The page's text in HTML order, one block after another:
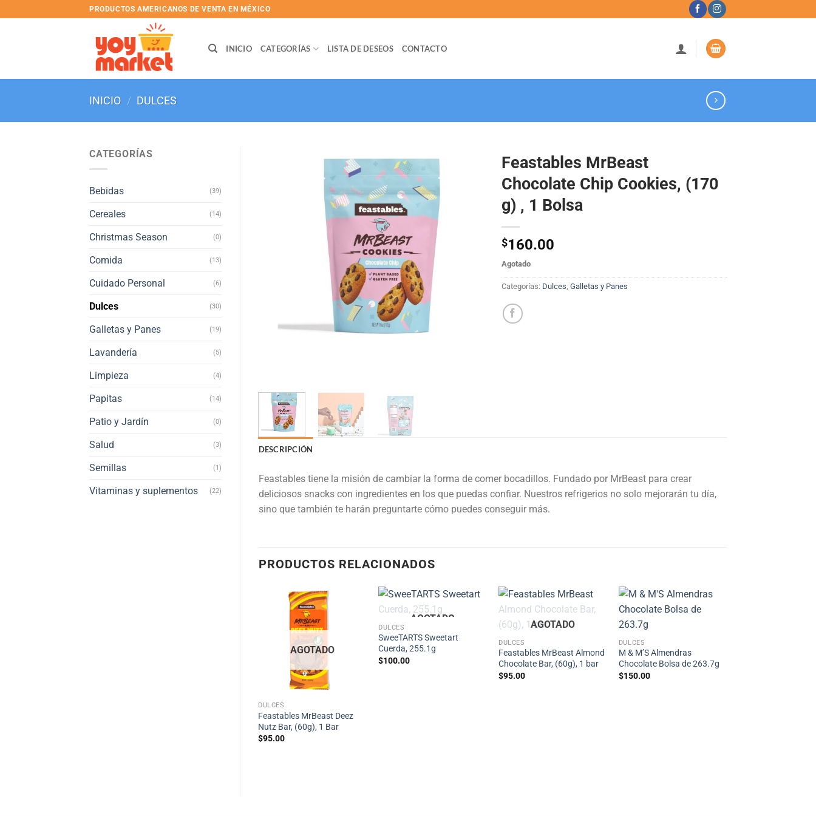
to
PRODUCTOS AMERICANOS DE VENTA EN MÉXICO
INICIO CATEGORÍAS LISTA DE DESEOS CONTACTO
INICIO / DULCES
CATEGORÍAS
Bebidas (39)
Cereales (14)
Christmas Season (0)
Comida (13)
Cuidado Personal (6)
Dulces (30)
Galletas y Panes (19)
Lavandería (5)
Limpieza (4)
Papitas (14)
Patio y Jardín (0)
Salud (3)
Semillas (1)
Vitaminas y suplementos (22)
Feastables MrBeast
Chocolate Chip Cookies, (170
g) , 1 Bolsa
$160.00
Agotado
Categorías: Dulces ,Galletas y Panes
DESCRIPCIÓN
Feastables tiene la misión de cambiar la forma de comer bocadillos. Fundado por MrBeast para crear
deliciosos snacks con ingredientes en los que puedas confiar. Nuestros refrigerios no solo mejorarán tu día,
sino que también te harán preguntarte cómo puedes conseguir más.
PRODUCTOS RELACIONADOS
AGOTADO
DULCES
Feastables MrBeast Deez
Nutz Bar, (60g), 1 Bar
$95.00
AGOTADO
DULCES
SweeTARTS Sweetart
Cuerda, 255.1g
$100.00
AGOTADO
DULCES
Feastables MrBeast Almond
Chocolate Bar, (60g), 1 bar
$95.00
DULCES
M & M’S Almendras
Chocolate Bolsa de 263.7g
$150.00